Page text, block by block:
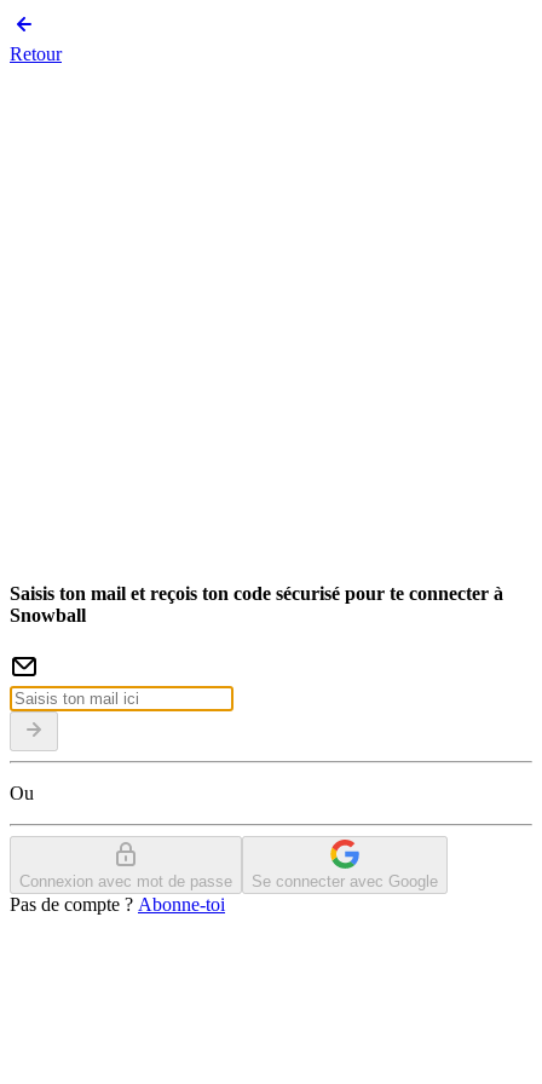
Retour
Saisis ton mail et reçois ton code sécurisé pour te connecter à
Snowball
Ou
Connexion avec mot de passe Se connecter avec Google
Pas de compte ? Abonne-toi